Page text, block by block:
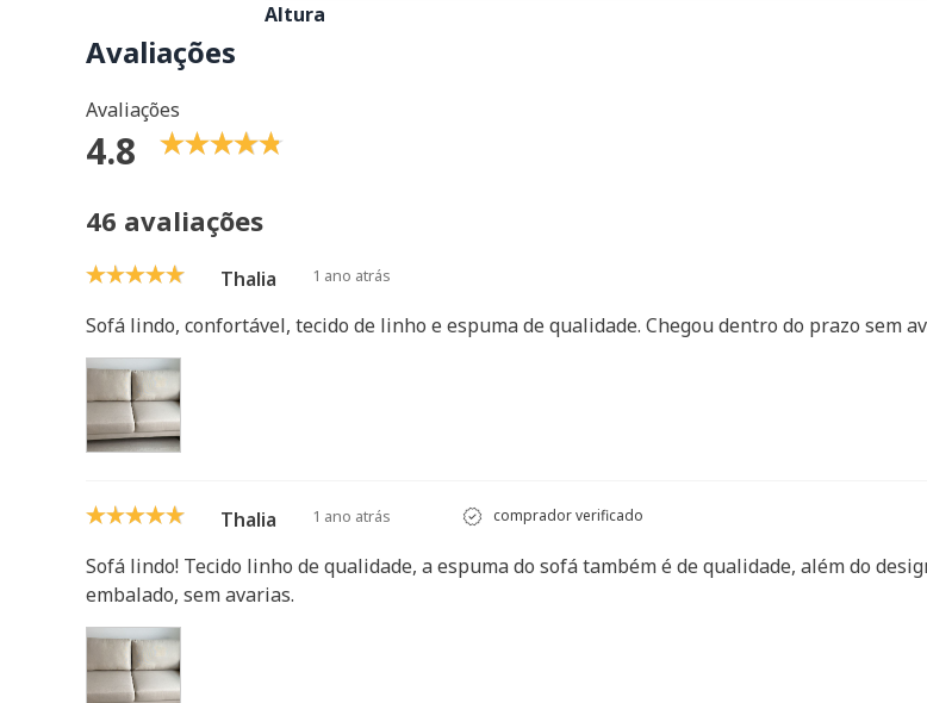
Altura
Avaliações
Avaliações
4.8
46 avaliações
Thalia 1 ano atrás
Sofá lindo, confortável, tecido de linho e espuma de qualidade. Chegou dentro do prazo sem
Thalia 1 ano atrás comprador verificado
Sofá lindo! Tecido linho de qualidade, a espuma do sofá também é de qualidade, além do
embalado, sem avarias.